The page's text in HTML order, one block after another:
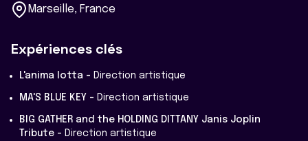
Marseille, France
Expériences clés
L'anima lotta - Direction artistique
MA'S BLUE KEY - Direction artistique
BIG GATHER and the HOLDING DITTANY Janis Joplin
Tribute - Direction artistique